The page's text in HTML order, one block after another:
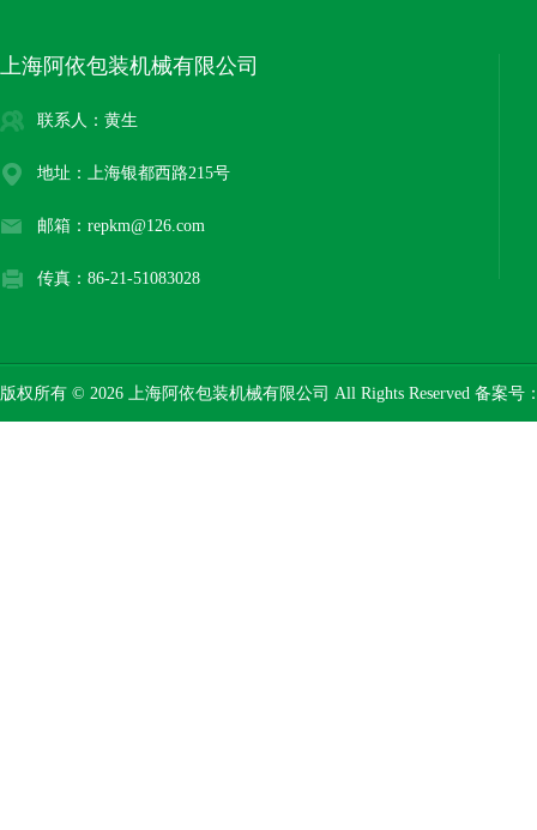
上海阿依包装机械有限公司
联系人：黄生
地址：上海银都西路215号
邮箱：repkm@126.com
传真：86-21-51083028
版权所有 © 2026 上海阿依包装机械有限公司 All Rights Reserved 备案号